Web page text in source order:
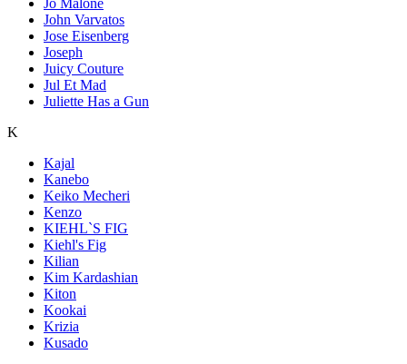
John Varvatos
Jose Eisenberg
Joseph
Juicy Couture
Jul Et Mad
Juliette Has a Gun
K
Kajal
Kanebo
Keiko Mecheri
Kenzo
KIEHL`S FIG
Kiehl's Fig
Kilian
Kim Kardashian
Kiton
Kookai
Krizia
Kusado